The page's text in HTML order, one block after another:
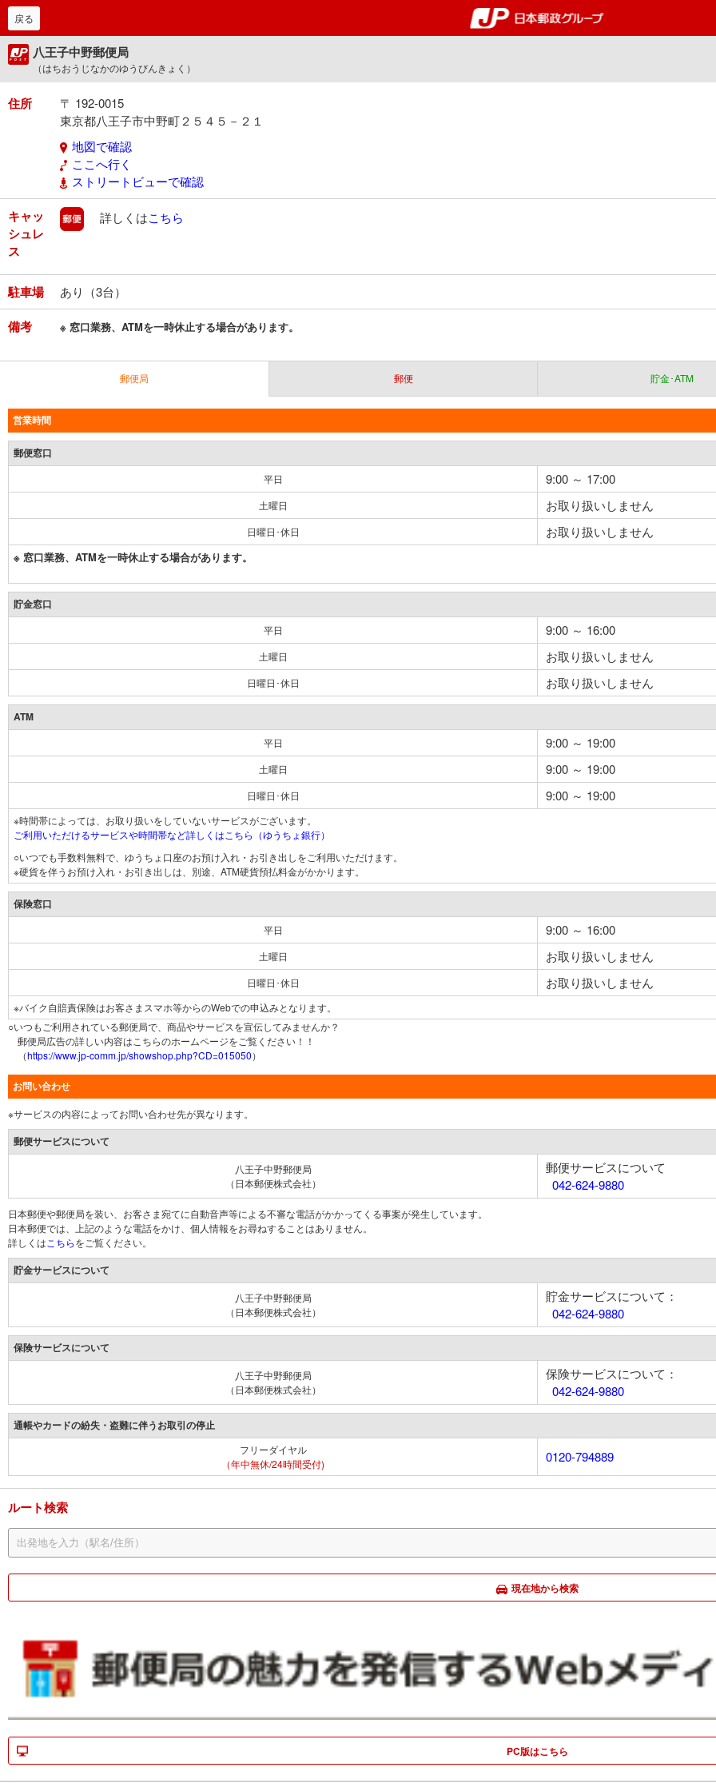
郵便局・日本郵政グルー
戻る
八王子中野郵便局
（はちおうじなかのゆうびんきょく）
住所
〒 192-0015
東京都八王子市中野町２５４５－２１
地図で確認
ここへ行く
ストリートビューで確認
キャッ
シュレ
ス
郵便
詳しくはこちら
駐車場 あり（3台）
備考 ※ 窓口業務、ATMを一時休止する場合があります。
郵便局 郵便 貯金･ATM
営業時間
郵便窓口
平日 9:00 ～ 17:00
土曜日 お取り扱いしません
日曜日･休日 お取り扱いしません
※ 窓口業務、ATMを一時休止する場合があります。
貯金窓口
平日 9:00 ～ 16:00
土曜日 お取り扱いしません
日曜日･休日 お取り扱いしません
ATM
平日 9:00 ～ 19:00
土曜日 9:00 ～ 19:00
日曜日･休日 9:00 ～ 19:00
※時間帯によっては、お取り扱いをしていないサービスがございます。
ご利用いただけるサービスや時間帯など詳しくはこちら（ゆうちょ銀行）
○いつでも手数料無料で、ゆうちょ口座のお預け入れ・お引き出しをご利用いただけます。
※硬貨を伴うお預け入れ・お引き出しは、別途、ATM硬貨預払料金がかかります。
保険窓口
平日 9:00 ～ 16:00
土曜日 お取り扱いしません
日曜日･休日 お取り扱いしません
※バイク自賠責保険はお客さまスマホ等からのWebでの申込みとなります。
○いつもご利用されている郵便局で、商品やサービスを宣伝してみませんか？
郵便局広告の詳しい内容はこちらのホームページをご覧ください！！
（https://www.jp-comm.jp/showshop.php?CD=015050）
お問い合わせ
※サービスの内容によってお問い合わせ先が異なります。
郵便サービスについて
八王子中野郵便局
（日本郵便株式会社）
郵便サービスについて
042-624-9880
日本郵便や郵便局を装い、お客さま宛てに自動音声等による不審な電話がかかってくる事案が発生しています。
日本郵便では、上記のような電話をかけ、個人情報をお尋ねすることはありません。
詳しくは こちらをご覧ください。
貯金サービスについて
八王子中野郵便局
（日本郵便株式会社）
貯金サービスについて：
042-624-9880
保険サービスについて
八王子中野郵便局
（日本郵便株式会社）
保険サービスについて：
042-624-9880
通帳やカードの紛失・盗難に伴うお取引の停止
フリーダイヤル
（年中無休/24時間受付)
0120-794889
ルート検索
現在地から検索
PC版はこちら